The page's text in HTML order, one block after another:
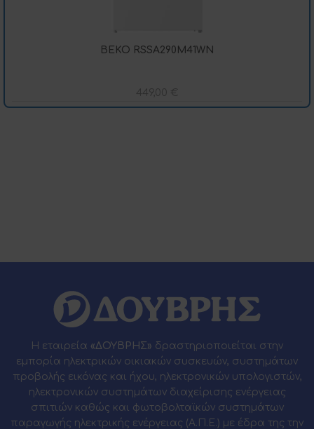
BEKO RSSA290M41WN
449,00 €
Η εταιρεία «ΔΟΥΒΡΗΣ» δραστηριοποιείται στην
εμπορία ηλεκτρικών οικιακών συσκευών, συστημάτων
προβολής εικόνας και ήχου, ηλεκτρονικών υπολογιστών,
ηλεκτρονικών συστημάτων διαχείρισης ενέργειας
σπιτιών καθώς και φωτοβολταϊκών συστημάτων
παραγωγής ηλεκτρικής ενέργειας (Α.Π.Ε.) με έδρα της την